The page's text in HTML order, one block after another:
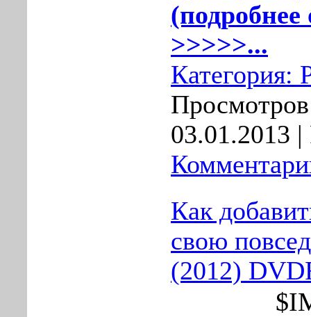
(подробнее
>>>>>...
Категория:
03.01.2013 |
Как
свою
(2012)